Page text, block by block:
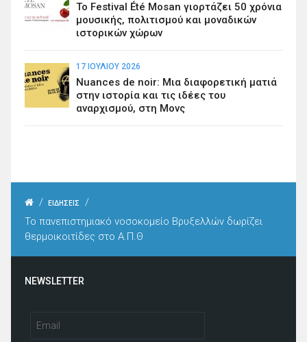
Το Festival Été Mosan γιορτάζει 50 χρόνια
μουσικής, πολιτισμού και μοναδικών
ιστορικών χώρων
17 ΙΟΥΛΊΟΥ 2026
Nuances de noir: Μια διαφορετική ματιά
στην ιστορία και τις ιδέες του
αναρχισμού, στη Μονς
/ ΕΙΔΗΣΕΙΣ
/
Το πανεπιστημιακό νοσοκομείο Βρυξελλών δωρίζει
θερμοικοιτίδες στο Α.Π.Θ
NEWSLETTER